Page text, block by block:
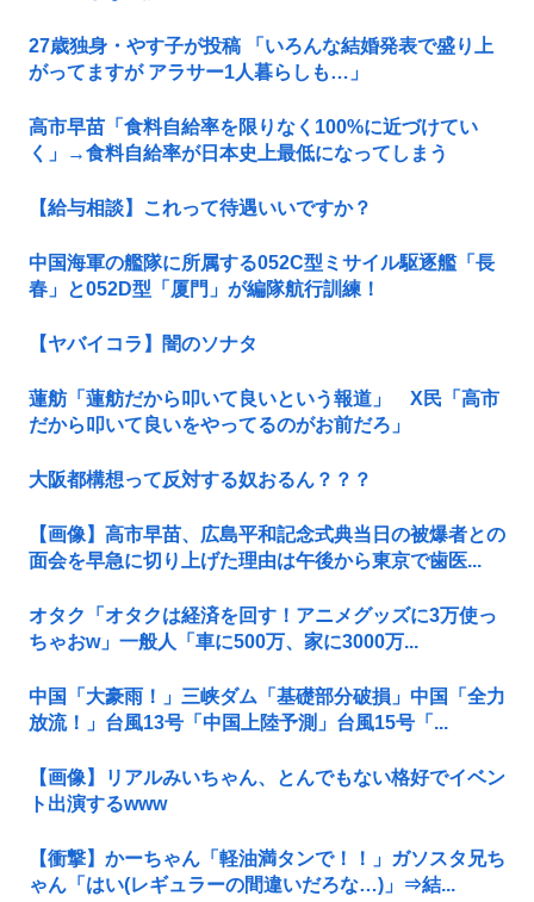
27歳独身・やす子が投稿 「いろんな結婚発表で盛り上
がってますが アラサー1人暮らしも…」
高市早苗「食料自給率を限りなく100%に近づけてい
く」→食料自給率が日本史上最低になってしまう
【給与相談】これって待遇いいですか？
中国海軍の艦隊に所属する052C型ミサイル駆逐艦「長
春」と052D型「厦門」が編隊航行訓練！
【ヤバイコラ】闇のソナタ
蓮舫「蓮舫だから叩いて良いという報道」 X民「高市
だから叩いて良いをやってるのがお前だろ」
大阪都構想って反対する奴おるん？？？
【画像】高市早苗、広島平和記念式典当日の被爆者との
面会を早急に切り上げた理由は午後から東京で歯医...
オタク「オタクは経済を回す！アニメグッズに3万使っ
ちゃおw」一般人「車に500万、家に3000万...
中国「大豪雨！」三峡ダム「基礎部分破損」中国「全力
放流！」台風13号「中国上陸予測」台風15号「...
【画像】リアルみいちゃん、とんでもない格好でイベン
ト出演するwww
【衝撃】かーちゃん「軽油満タンで！！」ガソスタ兄ち
ゃん「はい(レギュラーの間違いだろな…)」⇒結...